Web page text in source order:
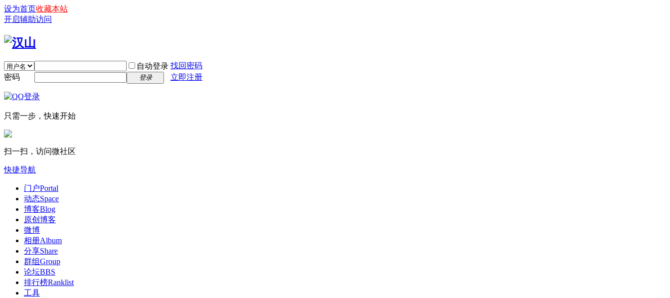
设为首页收藏本站
开启辅助访问
自动登录 找回密码
密码
登录 立即注册
只需一步，快速开始
扫一扫，访问微社区
快捷导航
门户Portal
动态Space
博客Blog
原创博客
微博
相册Album
分享Share
群组Group
论坛BBS
排行榜Ranklist
工具